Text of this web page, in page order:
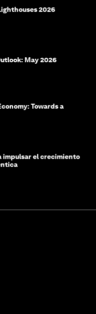
2026
May 2026
Towards a
impulsar el crecimiento